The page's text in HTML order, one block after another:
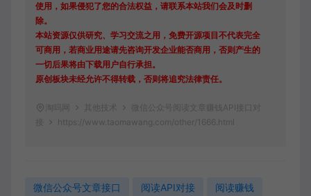
使用，如果侵犯了您的合法权益，请联系本站我们会及时删
除。
本站资源仅供研究、学习交流之用，免费开源项目不代表完全
可商用，若商业用途请先咨询开发企业能否商用，否则产生的
一切后果将由下载用户自行承担。
原创板块未经允许不得转载，否则将追究法律责任。
淘吗网 其他技术
微信公众号阅读文章赚钱API接口对
接
https://www.taomawang.com/other/1666.html
微信公众号文章接口 阅读API对接 阅读赚钱